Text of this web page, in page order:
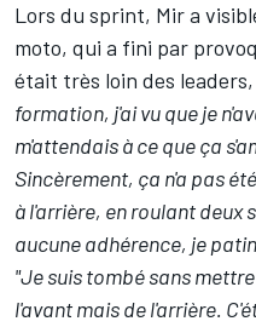
Lors du sprint, Mir a
moto, qui a fini par
était très loin des leaders,
formation, j'ai vu que je
m'attendais à ce que ça
Sincèrement, ça n'a pas
à l'arrière, en roulant deux
aucune adhérence, je
"Je suis tombé sans
l'avant mais de l'arrière.